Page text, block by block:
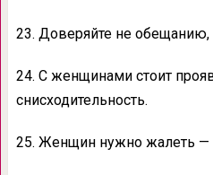
23. Доверяйте не
24. С женщинами стоит
снисходительность.
25. Женщин нужно жалеть —